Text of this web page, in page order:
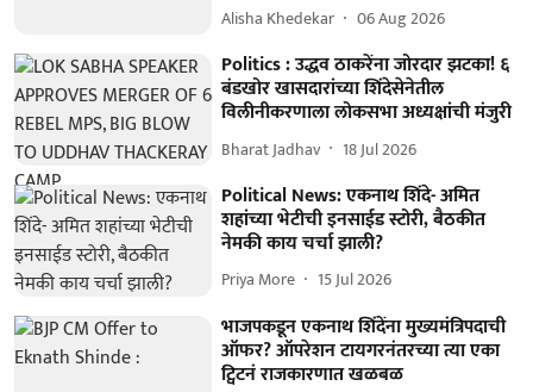
Alisha Khedekar 06 Aug 2026
Politics : उद्धव ठाकरेंना जोरदार झटका! ६
बंडखोर खासदारांच्या शिंदेसेनेतील
विलीनीकरणाला लोकसभा अध्यक्षांची मंजुरी
Bharat Jadhav 18 Jul 2026
Political News: एकनाथ शिंदे- अमित
शहांच्या भेटीची इनसाईड स्टोरी, बैठकीत
नेमकी काय चर्चा झाली?
Priya More 15 Jul 2026
भाजपकडून एकनाथ शिंदेंना मुख्यमंत्रिपदाची
ऑफर? ऑपरेशन टायगरनंतरच्या त्या एका
ट्विटनं राजकारणात खळबळ